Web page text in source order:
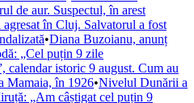
de aur. Suspectul, în arest
în Cluj. Salvatorul a fost
•Diana Buzoianu, anunț
„Cel puțin 9 zile
calendar istoric 9 august. Cum au
Mamaia, în 1926•Nivelul Dunării a
„Am câștigat cel puțin 9